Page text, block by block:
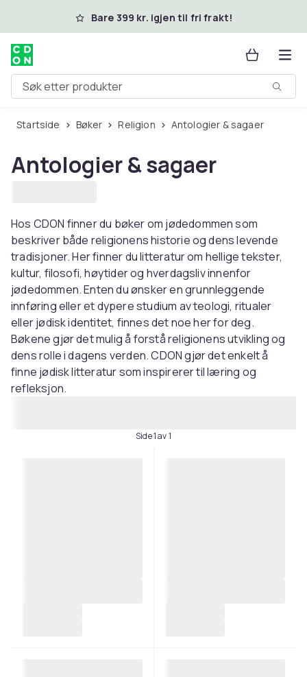
Hopp til hovedinnholdBare 399 kr. igjen til fri frakt!
Søk etter produkter
Startside Bøker Religion Antologier & sagaer
Antologier & sagaer
Hos CDON finner du bøker om jødedommen som
beskriver både religionens historie og dens levende
tradisjoner. Her finner du litteratur om hellige tekster,
kultur, filosofi, høytider og hverdagsliv innenfor
jødedommen. Enten du ønsker en grunnleggende
innføring eller et dypere studium av teologi, ritualer
eller jødisk identitet, finnes det noe her for deg.
Bøkene gjør det mulig å forstå religionens utvikling og
dens rolle i dagens verden. CDON gjør det enkelt å
finne jødisk litteratur som inspirerer til læring og
refleksjon.
Side 1 av 1